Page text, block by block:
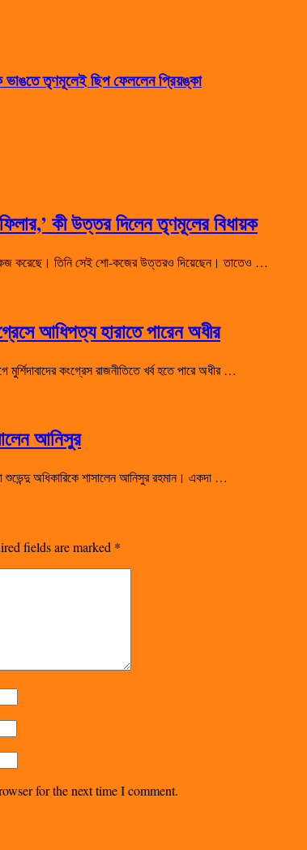
তৃণমূলেই ছিপ ফেললেন প্রিয়ঙ্কা
কী উত্তর দিলেন তৃণমূলের বিধায়ক
কজ করেছে। তিনি সেই শো-কজের উত্তরও দিয়েছেন। তাতেও …
আধিপত্য হারাতে পারেন অধীর
মুর্শিদাবাদের কংগ্রেস রাজনীতিতে খর্ব হতে পারে অধীর …
আনিসুর
শুভেন্দু অধিকারিকে শাসালেন আনিসুর রহমান। একদা …
fields are marked *
for the next time I comment.